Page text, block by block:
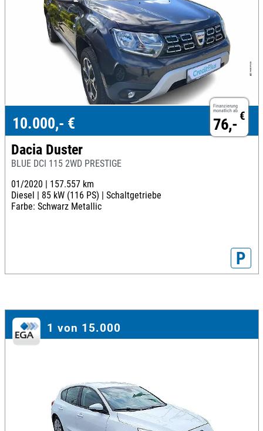
Finanzierung
monatlich ab €
76,-
10.000,- €
Dacia Duster
BLUE DCI 115 2WD PRESTIGE
01/2020 | 157.557 km
Diesel | 85 kW (116 PS) | Schaltgetriebe
Farbe: Schwarz Metallic
P
1 von 15.000